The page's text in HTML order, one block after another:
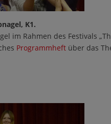
K1.
im Rahmen des Festivals
Programmheft über das